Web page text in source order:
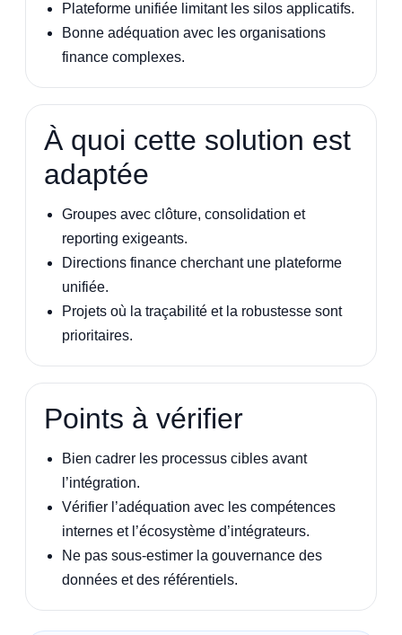
Plateforme unifiée limitant les silos applicatifs.
Bonne adéquation avec les organisations
finance complexes.
À quoi cette solution est
adaptée
Groupes avec clôture, consolidation et
reporting exigeants.
Directions finance cherchant une plateforme
unifiée.
Projets où la traçabilité et la robustesse sont
prioritaires.
Points à vérifier
Bien cadrer les processus cibles avant
l’intégration.
Vérifier l’adéquation avec les compétences
internes et l’écosystème d’intégrateurs.
Ne pas sous-estimer la gouvernance des
données et des référentiels.